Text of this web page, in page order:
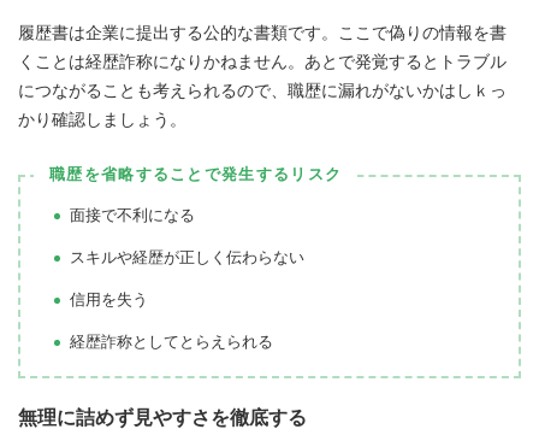
履歴書は企業に提出する公的な書類です。ここで偽りの情報を書
くことは経歴詐称になりかねません。あとで発覚するとトラブル
につながることも考えられるので、職歴に漏れがないかはしｋっ
かり確認しましょう。
職歴を省略することで発生するリスク
面接で不利になる
スキルや経歴が正しく伝わらない
信用を失う
経歴詐称としてとらえられる
無理に詰めず見やすさを徹底する